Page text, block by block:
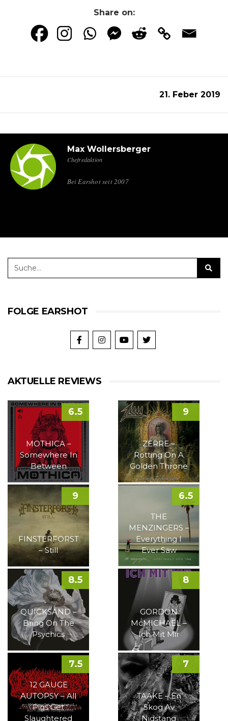
Share on:
21. Feber 2019
Max Wollersberger
Chefredaktion
Bei Earshot seit 2007
FOLGE EARSHOT
AKTUELLE REVIEWS
MOTHICA –
Somewhere In
Between
6.5
ZERRE –
Rotting On A
Golden Throne
9
FINSTERFORST
– Still
9
THE
MENZINGERS –
Everything I
Ever Saw
6.5
QUICKSAND –
Bring On The
Psychics
8.5
GORDON
McMICHAEL –
Ich Mit Mir
8
12 GAUGE
AUTOPSY – All
Pigs Get
Slaughtered
7.5
TAAKE – En
Skog Av
Nidstang
7